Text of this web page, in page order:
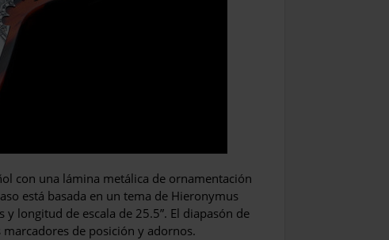
con una lámina metálica de ornamentación
está basada en un tema de Hieronymus
y longitud de escala de 25.5”. El diapasón de
de posición y adornos.